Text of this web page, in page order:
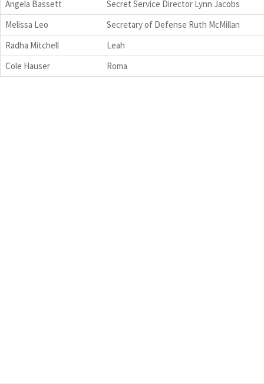
Angela Bassett
Secret Service Director Lynn Jacobs
Melissa Leo
Secretary of Defense Ruth McMillan
Radha Mitchell
Leah
Cole Hauser
Roma